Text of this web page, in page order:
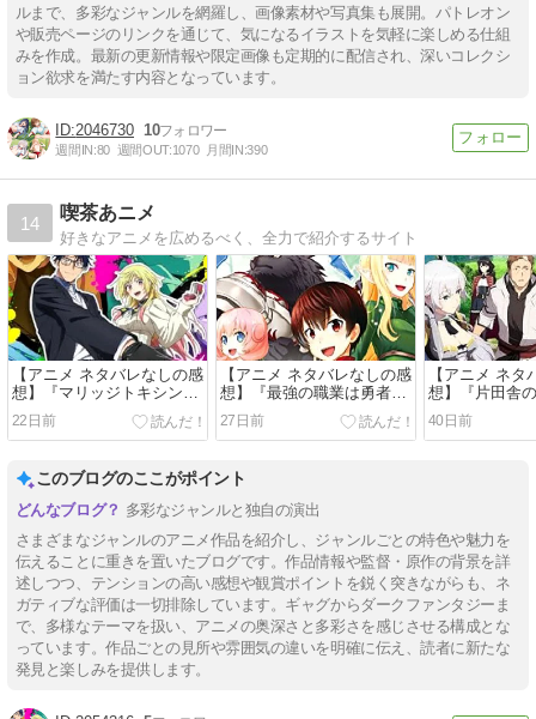
ルまで、多彩なジャンルを網羅し、画像素材や写真集も展開。パトレオン
や販売ページのリンクを通じて、気になるイラストを気軽に楽しめる仕組
みを作成。最新の更新情報や限定画像も定期的に配信され、深いコレクシ
ョン欲求を満たす内容となっています。
2046730 10
週間IN:80 週間OUT:1070 月間IN:390
14
喫茶あニメ
好きなアニメを広めるべく、全力で紹介するサイト
【アニメ ネタバレなしの感
想】『マリッジトキシン』
（２０２６）
22日前
【アニメ ネタバレなしの感
想】『最強の職業は勇者で
も賢者でもなく鑑定士
（仮）らしいですよ？』
（２０２６）
27日前
【アニメ ネタ
想】『片田舎
剣聖になる』
40日前
このブログのここがポイント
多彩なジャンルと独自の演出
さまざまなジャンルのアニメ作品を紹介し、ジャンルごとの特色や魅力を
伝えることに重きを置いたブログです。作品情報や監督・原作の背景を詳
述しつつ、テンションの高い感想や観賞ポイントを鋭く突きながらも、ネ
ガティブな評価は一切排除しています。ギャグからダークファンタジーま
で、多様なテーマを扱い、アニメの奥深さと多彩さを感じさせる構成とな
っています。作品ごとの見所や雰囲気の違いを明確に伝え、読者に新たな
発見と楽しみを提供します。